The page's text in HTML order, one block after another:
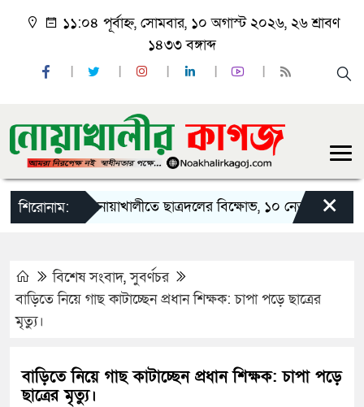
১১:০৪ পূর্বাহ্ন, সোমবার, ১০ অগাস্ট ২০২৬, ২৬ শ্রাবণ
১৪৩৩ বঙ্গাব্দ
শিরোনাম:নোয়াখালীতে ছাত্রদলের বিক্ষোভ, ১০ নেতার পদত্যাগ
×
বিশেষ সংবাদ,সুবর্ণচর
বাড়িতে নিয়ে গাছ কাটাচ্ছেন প্রধান শিক্ষক: চাপা পড়ে ছাত্রের
মৃত্যু।
বাড়িতে নিয়ে গাছ কাটাচ্ছেন প্রধান শিক্ষক: চাপা পড়ে
ছাত্রের মৃত্যু।